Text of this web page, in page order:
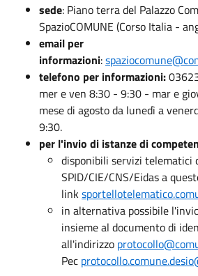
sede: Piano terra del Palazzo
SpazioCOMUNE (Corso Italia -
email per
informazioni:
telefono per informazioni:
mer e ven 8:30 - 9:30 - mar e
mese di agosto da lunedì a
9:30.
per l'invio di istanze di
disponibili servizi telematici
SPID/CIE/CNS/Eidas a
link
in alternativa possibile
insieme al documento di
all'indirizzo
Pec